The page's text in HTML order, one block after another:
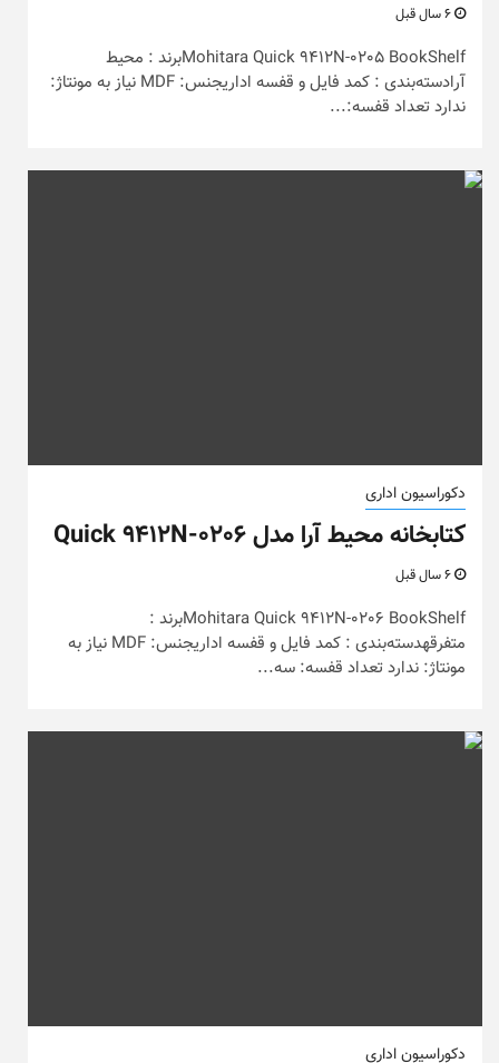
Mohitara Quick 9412N-0205 BookShelfبرند : محیط
آرادسته‌بندی : کمد فایل و قفسه اداریجنس: MDF نیاز به مونتاژ:
ندارد تعداد قفسه:...
دکوراسیون اداری
کتابخانه محیط آرا مدل Quick 9412N-0206
Mohitara Quick 9412N-0206 BookShelfبرند :
متفرقهدسته‌بندی : کمد فایل و قفسه اداریجنس: MDF نیاز به
مونتاژ: ندارد تعداد قفسه: سه...
دکوراسیون اداری